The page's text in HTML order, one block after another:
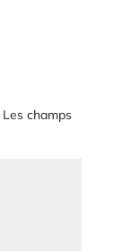
Les champs